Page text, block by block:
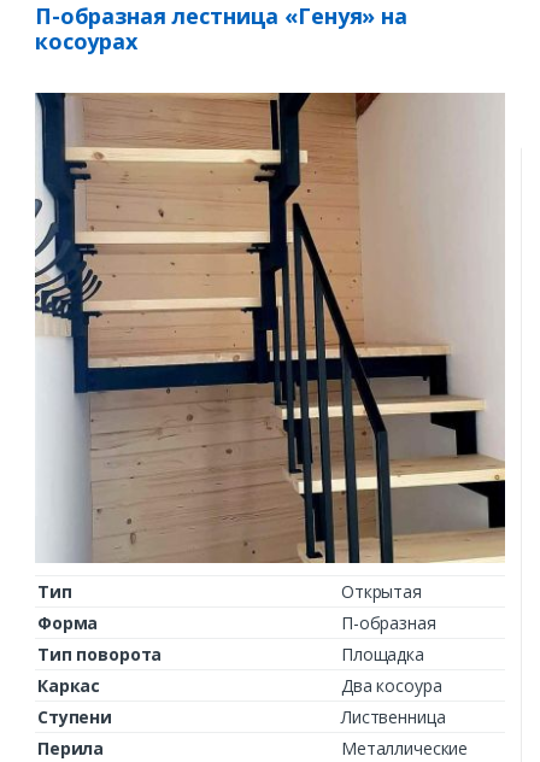
П-образная лестница «Генуя» на
косоурах
Тип
Открытая
Форма
П-образная
Тип поворота
Площадка
Каркас
Два косоура
Ступени
Лиственница
Перила
Металлические